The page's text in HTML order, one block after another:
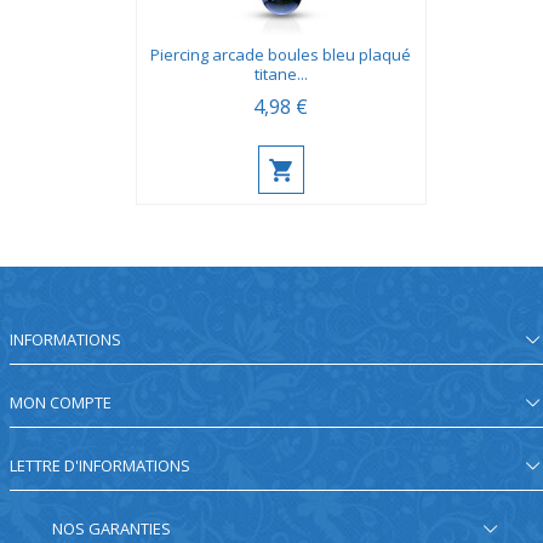
Piercing arcade boules bleu plaqué
titane...
4,98 €
INFORMATIONS
MON COMPTE
LETTRE D'INFORMATIONS
NOS GARANTIES